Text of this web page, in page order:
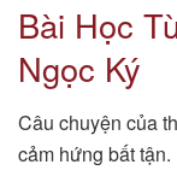
Bài Học
Ngọc Ký
Câu chuyện của
cảm hứng bất